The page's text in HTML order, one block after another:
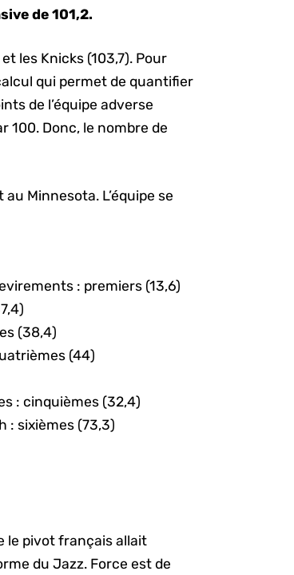
de 101,2.
les Knicks (103,7). Pour
qui permet de quantifier
de l’équipe adverse
100. Donc, le nombre de
Minnesota. L’équipe se
: premiers (13,6)
(38,4)
(44)
: cinquièmes (32,4)
: sixièmes (73,3)
le pivot français allait
du Jazz. Force est de